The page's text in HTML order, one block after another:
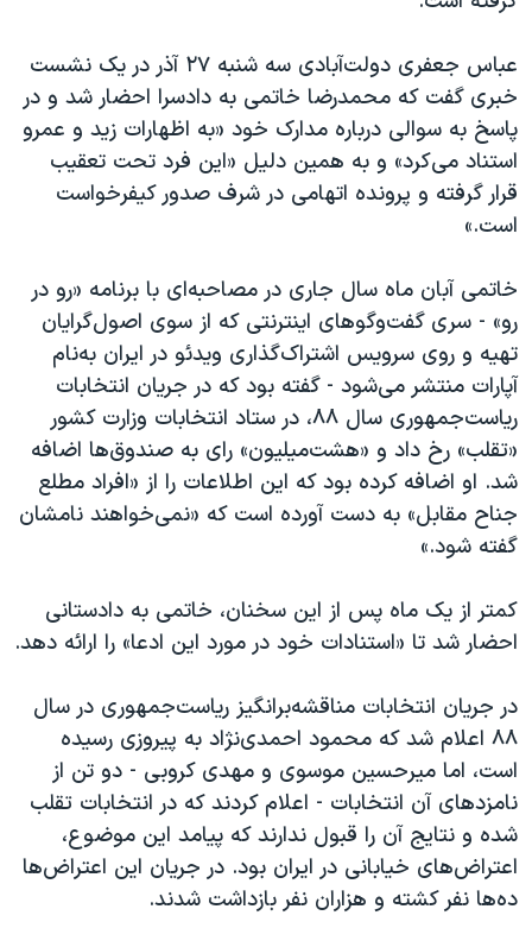
همایش محافظه‌کاران آمریکا «سی‌پک»
صفحه‌های ویژه
سفر پرزیدنت ترامپ به چین
عباس جعفری دولت‌آبادی سه شنبه ۲۷ آذر در یک نشست
خبری گفت که محمدرضا خاتمی به دادسرا احضار شد و در
پاسخ به سوالی درباره مدارک خود «به اظهارات زید و عمرو
استناد می‌کرد» و به همین دلیل «این فرد تحت تعقیب
قرار گرفته و پرونده اتهامی در شرف صدور کیفرخواست
است.»
خاتمی آبان ماه سال جاری در مصاحبه‌ای با برنامه «رو در
رو» - سری گفت‌وگوهای اینترنتی که از سوی اصول‌گرایان
تهیه و روی سرویس اشتراک‌گذاری ویدئو در ایران به‌نام
آپارات منتشر می‌شود - گفته بود که در جریان انتخابات
ریاست‌جمهوری سال ۸۸، در ستاد انتخابات وزارت کشور
«تقلب» رخ داد و «هشت‌میلیون» رای به صندوق‌ها اضافه
شد. او اضافه کرده بود که این اطلاعات را از «افراد مطلع
جناح مقابل» به‌ دست آورده است که «نمی‌خواهند نامشان
گفته شود.»
کمتر از یک ماه پس از این سخنان، خاتمی به دادستانی
احضار شد تا «استنادات خود در مورد این ادعا» را ارائه دهد.
در جریان انتخابات مناقشه‌برانگیز ریاست‌جمهوری در سال
۸۸ اعلام شد که محمود احمدی‌‌نژاد به پیروزی رسیده
است، اما میرحسین موسوی و مهدی کروبی - دو تن از
نامزدهای آن انتخابات - اعلام کردند که در انتخابات تقلب
شده و نتایج آن را قبول ندارند که پیامد این موضوع،
اعتراض‌های خیابانی در ایران بود. در جریان این اعتراض‌ها
ده‌ها نفر کشته و هزاران نفر بازداشت شدند.